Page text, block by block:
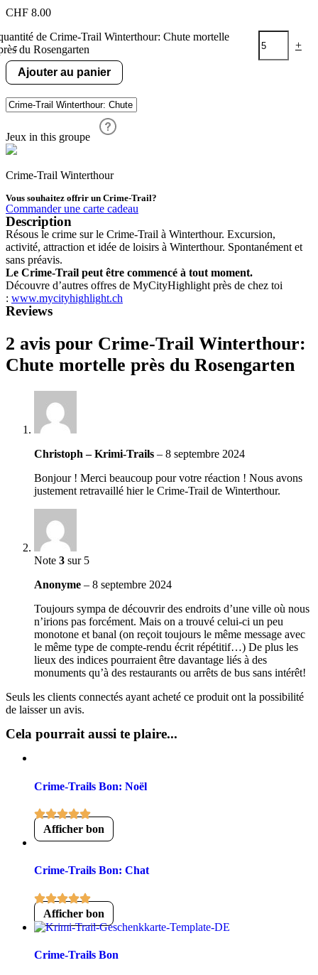
CHF 8.00
-
de Crime-Trail Winterthour: Chute mortelle
du Rosengarten
+
Ajouter au panier
Jeux in this groupe
Crime-Trail Winterthour
Vous souhaitez offrir un Crime-Trail?
Commander une carte cadeau
Description
Résous le crime sur le Crime-Trail à Winterthour. Excursion,
activité, attraction et idée de loisirs à Winterthour. Spontanément et
sans préavis.
Le Crime-Trail peut être commencé à tout moment.
Découvre d’autres offres de MyCityHighlight près de chez toi
: www.mycityhighlight.ch
Reviews
2 avis pour Crime-Trail Winterthour:
Chute mortelle près du Rosengarten
Christoph – Krimi-Trails – 8 septembre 2024
Bonjour ! Merci beaucoup pour votre réaction ! Nous avons
justement retravaillé hier le Crime-Trail de Winterthour.
Note 3 sur 5
Anonyme – 8 septembre 2024
Toujours sympa de découvrir des endroits d’une ville où nous
n’irions pas forcément. Mais on a trouvé celui-ci un peu
monotone et banal (on reçoit toujours le même message avec
le même type de compte-rendu écrit répétitif…) De plus les
lieux des indices pourraient être davantage liés à des
monuments qu’à des restaurants ou arrêts de bus sans intérêt!
Seuls les clients connectés ayant acheté ce produit ont la possibilité
de laisser un avis.
Cela pourrait aussi te plaire...
Crime-Trails Bon: Noël
Afficher bon
Crime-Trails Bon: Chat
Afficher bon
Crime-Trails Bon